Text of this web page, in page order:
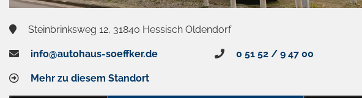
Steinbrinksweg 12, 31840 Hessisch Oldendorf
info@autohaus-soeffker.de 0 51 52 / 9 47 00
Mehr zu diesem Standort